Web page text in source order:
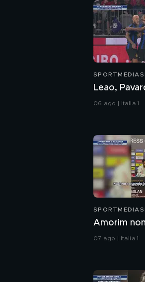
Leao,
06 ago | Italia 1
Amorim
07 ago | Italia 1